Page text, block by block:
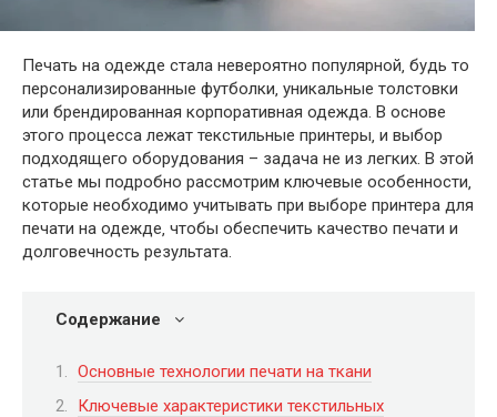
Печать на одежде стала невероятно популярной‚ будь то
персонализированные футболки‚ уникальные толстовки
или брендированная корпоративная одежда. В основе
этого процесса лежат текстильные принтеры‚ и выбор
подходящего оборудования – задача не из легких. В этой
статье мы подробно рассмотрим ключевые особенности‚
которые необходимо учитывать при выборе принтера для
печати на одежде‚ чтобы обеспечить качество печати и
долговечность результата.
Содержание
Основные технологии печати на ткани
Ключевые характеристики текстильных